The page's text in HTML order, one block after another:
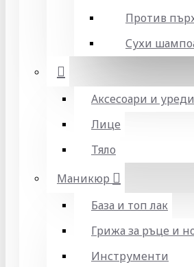
Против
Сухи
Аксесоари и уреди
Лице
Тяло
Маникюр
База и топ лак
Грижа за ръце и
Инструменти